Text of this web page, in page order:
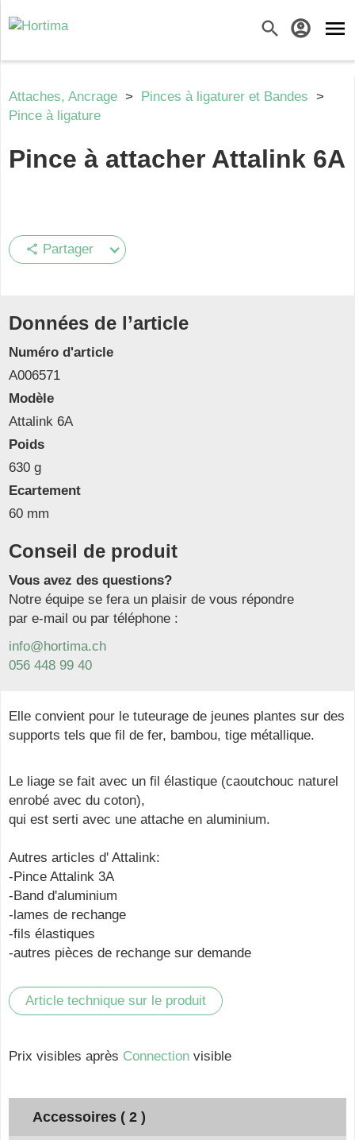
search account_circle menu
Attaches, Ancrage > Pinces à ligaturer et Bandes >
Pince à ligature
Pince à attacher Attalink 6A
share Partager
Données de l’article
Numéro d'article
A006571
Modèle
Attalink 6A
Poids
630 g
Ecartement
60 mm
Conseil de produit
Vous avez des questions?
Notre équipe se fera un plaisir de vous répondre
par e-mail ou par téléphone :
info@hortima.ch
056 448 99 40
Elle convient pour le tuteurage de jeunes plantes sur des
supports tels que fil de fer, bambou, tige métallique.
Le liage se fait avec un fil élastique (caoutchouc naturel
enrobé avec du coton),
qui est serti avec une attache en aluminium.
Autres articles d' Attalink:
-Pince Attalink 3A
-Band d'aluminium
-lames de rechange
-fils élastiques
-autres pièces de rechange sur demande
Article technique sur le produit
Prix visibles après Connection visible
Accessoires ( 2 )